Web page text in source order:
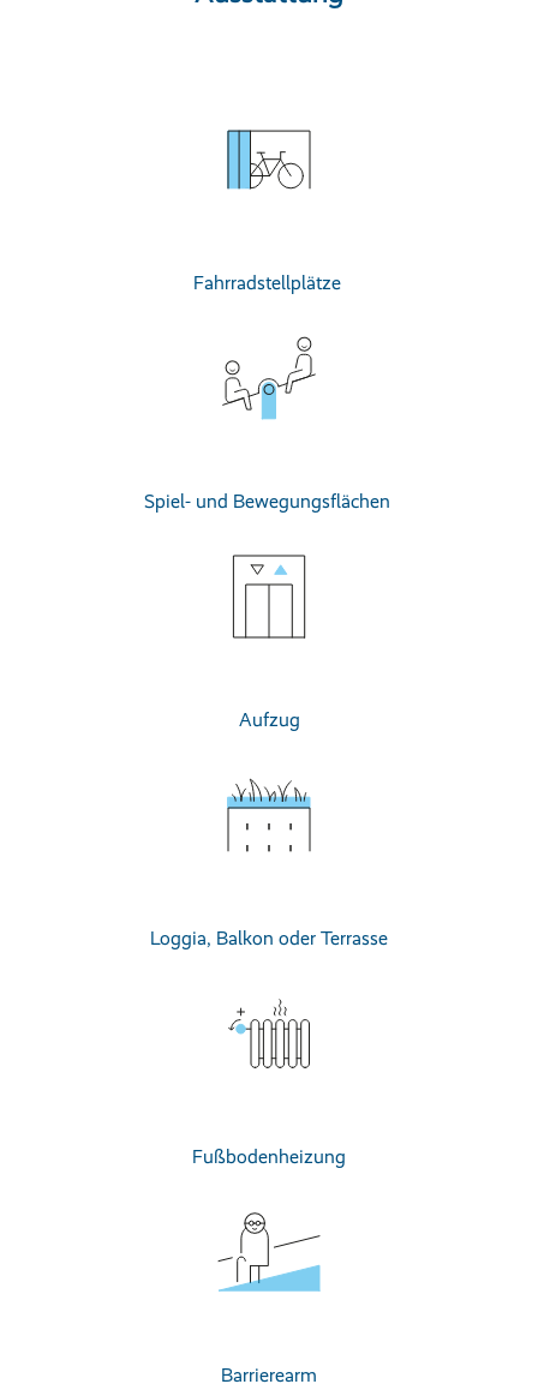
Fahrradstellplätze
Spiel- und Bewegungsflächen
Aufzug
Loggia, Balkon oder Terrasse
Fußbodenheizung
Barrierearm